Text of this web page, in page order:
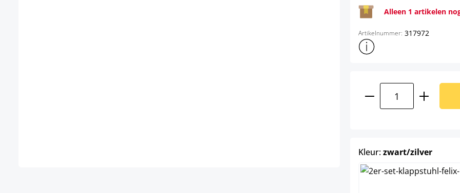
Alleen 1 artikelen
Artikelnummer: 317972
Toon meer productinformatie
Kleur:zwart/zilverselect